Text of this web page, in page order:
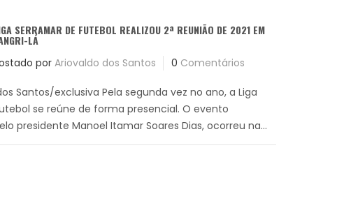
SERRAMAR DE FUTEBOL REALIZOU 2ª REUNIÃO DE 2021 EM
LÁ
porAriovaldo dos Santos 0 Comentários
Santos/exclusiva Pela segunda vez no ano, a Liga
se reúne de forma presencial. O evento
presidente Manoel Itamar Soares Dias, ocorreu na...